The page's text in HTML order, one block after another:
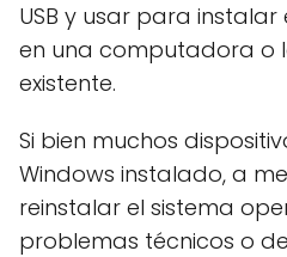
USB y usar para
en una computadora o
existente.
Si bien muchos
Windows instalado, a
reinstalar el sistema
problemas técnicos o